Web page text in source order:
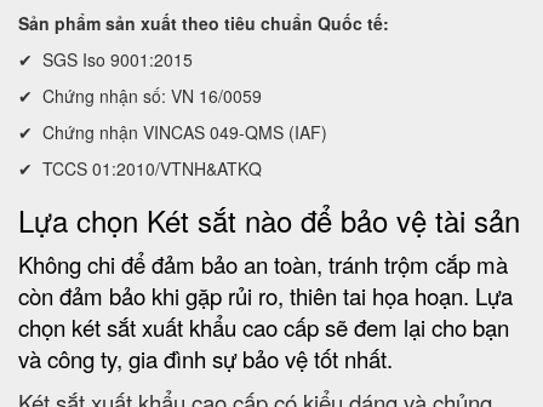
Sản phẩm sản xuất theo tiêu chuẩn Quốc tế:
✔ SGS Iso 9001:2015
✔ Chứng nhận số: VN 16/0059
✔ Chứng nhận VINCAS 049-QMS (IAF)
✔ TCCS 01:2010/VTNH&ATKQ
Lựa chọn Két sắt nào để bảo vệ tài sản
Không chi để đảm bảo an toàn, tránh trộm cắp mà
còn đảm bảo khi gặp rủi ro, thiên tai họa hoạn. Lựa
chọn két sắt xuất khẩu cao cấp sẽ đem lại cho bạn
và công ty, gia đình sự bảo vệ tốt nhất.